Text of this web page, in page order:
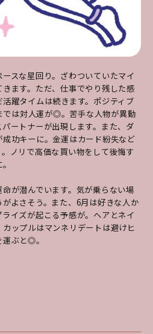
スな星回り。ざわついていたマイ
ます。ただ、仕事でやり残した感
躍タイムは続きます。ポジティブ
では対人運が◎。苦手な人物が異動
ートナーが出現します。また、ダ
功キーに。金運はカード紛失など
ノリで高価な買い物をして後悔す
が潜んでいます。気が乗らない場
よさそう。また、6月は好きな人か
イズが起こる予感が。ヘアとネイ
ップルはマンネリデートは避けヒ
ぶと◎。